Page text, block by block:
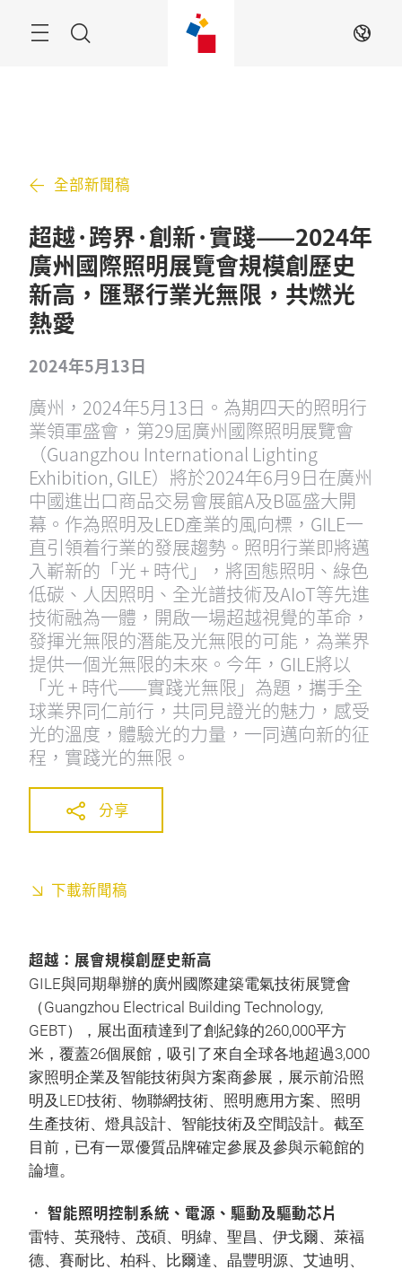
ZH
全部新聞稿
超越·跨界·創新·實踐——2024年
廣州國際照明展覽會規模創歷史
新高，匯聚行業光無限，共燃光
熱愛
2024年5月13日
廣州，2024年5月13日。為期四天的照明行
業領軍盛會，第29屆廣州國際照明展覽會
（Guangzhou International Lighting
Exhibition, GILE）將於2024年6月9日在廣州
中國進出口商品交易會展館A及B區盛大開
幕。作為照明及LED產業的風向標，GILE一
直引領着行業的發展趨勢。照明行業即將邁
入嶄新的「光 + 時代」，將固態照明、綠色
低碳、人因照明、全光譜技術及AIoT等先進
技術融為一體，開啟一場超越視覺的革命，
發揮光無限的潛能及光無限的可能，為業界
提供一個光無限的未來。今年，GILE將以
「光 + 時代——實踐光無限」為題，攜手全
球業界同仁前行，共同見證光的魅力，感受
光的溫度，體驗光的力量，一同邁向新的征
程，實踐光的無限。
分享
下載新聞稿
超越：展會規模創歷史新高
GILE與同期舉辦的廣州國際建築電氣技術展覽會
（Guangzhou Electrical Building Technology,
GEBT），展出面積達到了創紀錄的260,000平方
米，覆蓋26個展館，吸引了來自全球各地超過3,000
家照明企業及智能技術與方案商參展，展示前沿照
明及LED技術、物聯網技術、照明應用方案、照明
生產技術、燈具設計、智能技術及空間設計。截至
目前，已有一眾優質品牌確定參展及參與示範館的
論壇。
• 智能照明控制系統、電源、驅動及驅動芯片
雷特、英飛特、茂碩、明緯、聖昌、伊戈爾、萊福
德、賽耐比、柏科、比爾達、晶豐明源、艾迪明、